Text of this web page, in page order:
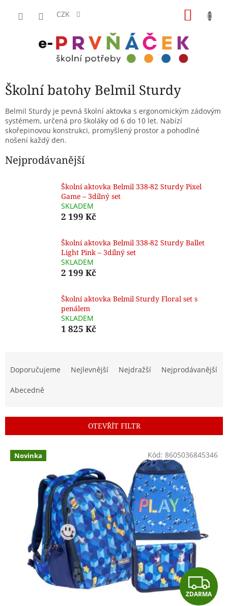
CZK
Školní batohy Belmil Sturdy
Belmil Sturdy je pevná školní aktovka s ergonomickým zádovým
systémem, určená pro školáky od 6 do 10 let. Nabízí
skořepinovou konstrukci, promyšlený prostor a pohodlné
nošení každý den.
Nejprodávanější
Školní aktovka Belmil 338-82 Sturdy Pixel
Game – 3dílný set
SKLADEM
2 199 Kč
Školní aktovka Belmil 338-82 Sturdy Ballet
Light Pink – 3dílný set
SKLADEM
2 199 Kč
Školní aktovka Belmil Sturdy Floral set s
penálem
SKLADEM
1 825 Kč
r
o
d
Doporučujeme Nejlevnější Nejdražší Nejprodávanější
Abecedně
OTEVŘÍT FILTR
V Novinka
Z
ZDARMA
Kód: 8605036845346